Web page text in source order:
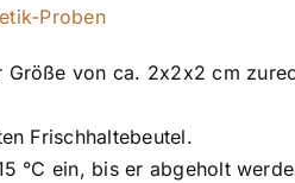
Proben
Größe von ca. 2x2x2 cm
Frischhaltebeutel.
°C ein, bis er abgeholt